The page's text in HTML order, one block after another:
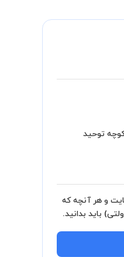
توحید
و هر آنچه که
باید بدانید.